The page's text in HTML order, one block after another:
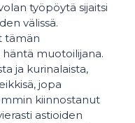
työpöytä sijaitsi
välissä.
tämän
muotoilijana.
ja kurinalaista,
jopa
kiinnostanut
astioiden